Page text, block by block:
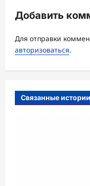
и
з
и
с
Добавить
Для отправки
авторизоваться.
Связанные истории